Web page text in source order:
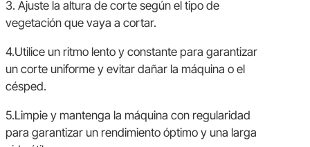
3. Ajuste la altura de corte según el tipo de
vegetación que vaya a cortar.
4.Utilice un ritmo lento y constante para garantizar
un corte uniforme y evitar dañar la máquina o el
césped.
5.Limpie y mantenga la máquina con regularidad
para garantizar un rendimiento óptimo y una larga